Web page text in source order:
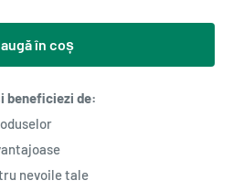
în coș
beneficiezi de:
nevoile tale